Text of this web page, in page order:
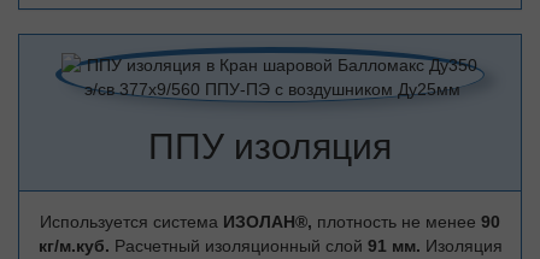
ППУ изоляция
Используется система ИЗОЛАН®, плотность не менее 90
кг/м.куб. Расчетный изоляционный слой 91 мм. Изоляция